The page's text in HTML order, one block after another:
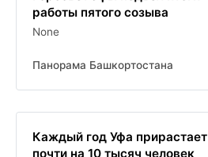
работы пятого созыва
None
Панорама Башкортостана
Каждый год Уфа прирастает
почти на 10 тысяч человек